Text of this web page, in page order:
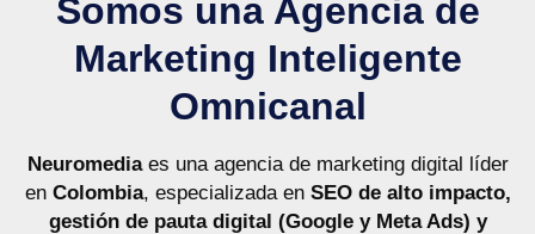
Colombo Americano
Diseño innovador + tecnología ágil para una
cultura que inspira
Somos una Agencia de
Marketing Inteligente
Omnicanal
Neuromediaes una agencia de marketing digital líder
en Colombia, especializada en SEO de alto impacto,
gestión de pauta digital (Google y Meta Ads) y